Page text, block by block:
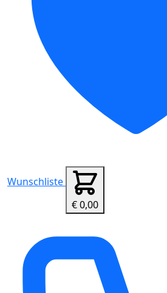
Wunschliste
€ 0,00